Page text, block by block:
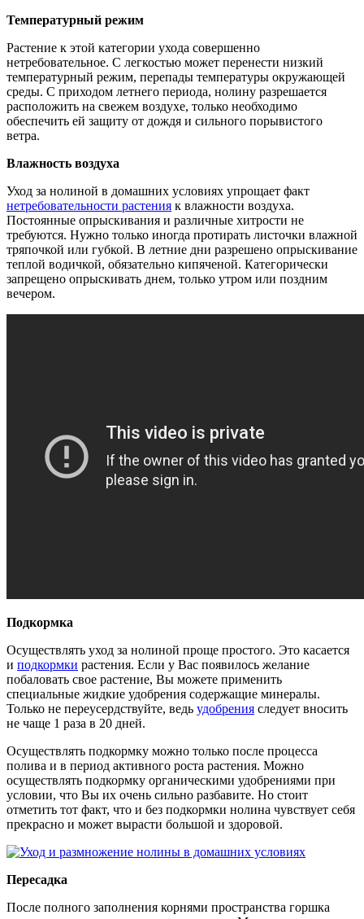
Температурный режим
Растение к этой категории ухода совершенно
нетребовательное. С легкостью может перенести низкий
температурный режим, перепады температуры окружающей
среды. С приходом летнего периода, нолину разрешается
расположить на свежем воздухе, только необходимо
обеспечить ей защиту от дождя и сильного порывистого
ветра.
Влажность воздуха
Уход за нолиной в домашних условиях упрощает факт
нетребовательности растения к влажности воздуха.
Постоянные опрыскивания и различные хитрости не
требуются. Нужно только иногда протирать листочки влажной
тряпочкой или губкой. В летние дни разрешено опрыскивание
теплой водичкой, обязательно кипяченой. Категорически
запрещено опрыскивать днем, только утром или поздним
вечером.
Подкормка
Осуществлять уход за нолиной проще простого. Это касается
и подкормки растения. Если у Вас появилось желание
побаловать свое растение, Вы можете применить
специальные жидкие удобрения содержащие минералы.
Только не переусердствуйте, ведь удобрения следует вносить
не чаще 1 раза в 20 дней.
Осуществлять подкормку можно только после процесса
полива и в период активного роста растения. Можно
осуществлять подкормку органическими удобрениями при
условии, что Вы их очень сильно разбавите. Но стоит
отметить тот факт, что и без подкормки нолина чувствует себя
прекрасно и может вырасти большой и здоровой.
Пересадка
После полного заполнения корнями пространства горшка